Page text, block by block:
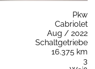
Pkw
Cabriolet
Aug / 2022
Schaltgetriebe
16.375 km
3